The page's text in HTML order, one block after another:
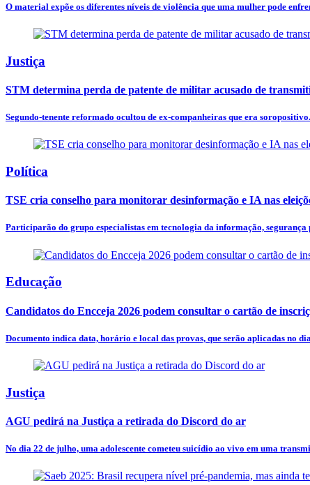
O material expõe os diferentes níveis de violência que uma mulher pode
Justiça
STM determina perda de patente de militar acusado de
Segundo-tenente reformado ocultou de ex-companheiras que era
Política
TSE cria conselho para monitorar desinformação e IA nas
Participarão do grupo especialistas em tecnologia da informação, segurança
Educação
Candidatos do Encceja 2026 podem consultar o cartão de
Documento indica data, horário e local das provas, que serão aplicadas no
Justiça
AGU pedirá na Justiça a retirada do Discord do ar
No dia 22 de julho, uma adolescente cometeu suicídio ao vivo em uma